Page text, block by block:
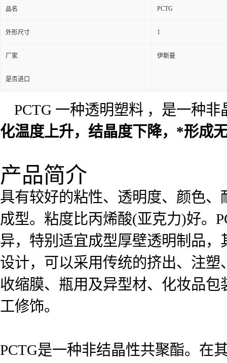
品名 PCTG
外形尺寸 1
厂家 伊斯曼
是否进口
PCTG 一种透明塑料 ，是一种非
化温度上升，结晶度下降，*形成
产品简介
具有较好的粘性、透明度、颜色
成型。粘度比丙烯酸(亚克力)好。
异，特别适宜成型厚壁透明制品
设计，可以采用传统的挤出、注
收缩膜、瓶用及异型材、化妆品
工修饰。
PCTG是一种非结晶性共聚酯。在